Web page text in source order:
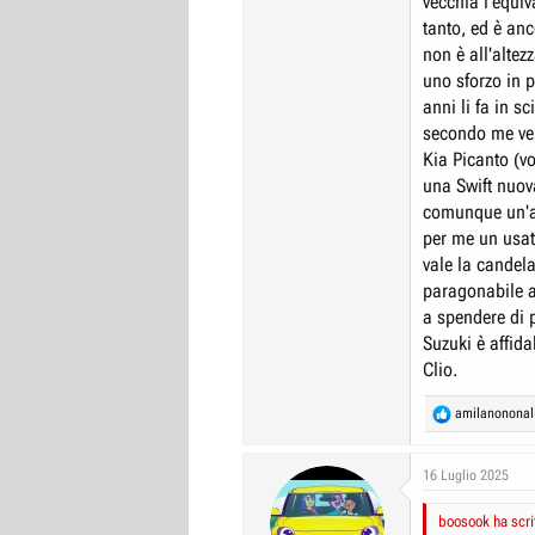
tanto, ed è
non è
uno sforzo in
anni li fa in
secondo me
Kia Picanto
una Swift
comunque
per me un
vale la
paragonabile
a spendere di
Suzuki è
Clio.
R
e
c
16 Luglio 2025
boosook ha